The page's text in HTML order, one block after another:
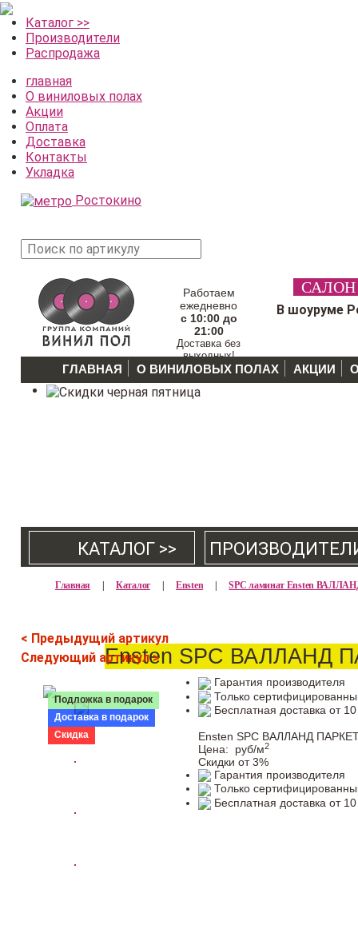
Каталог >>
Производители
Распродажа
главная
О виниловых полах
Акции
Оплата
Доставка
Контакты
Укладка
Ростокино
товара
Работаем
ежедневно
с 10:00 до
21:00
Доставка без
выходных!
В шоуруме
ГЛАВНАЯ О ВИНИЛОВЫХ ПОЛАХ АКЦИИ
КАТАЛОГ >>
Главная Каталог Ensten SPC ламинат Ensten
< Предыдущий артикул
Следующий артикул >Ensten SPC ВАЛЛАНД
Подложка в подарок
Доставка в подарок
Скидка
Гарантия производителя
Только
Бесплатная доставка от
Ensten SPC ВАЛЛАНД
Цена:
руб/м2
Скидки от 3%
Гарантия производителя
Только
Бесплатная доставка от